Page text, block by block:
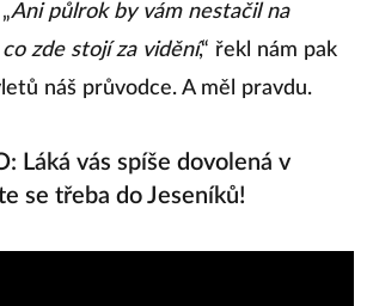
Ani půlrok by vám nestačil na
zde stojí za vidění,“ řekl nám pak
náš průvodce. A měl pravdu.
Láká vás spíše dovolená v
se třeba do Jeseníků!